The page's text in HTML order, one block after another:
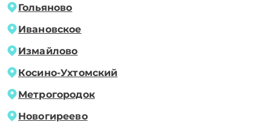
Гольяново
Ивановское
Измайлово
Косино-Ухтомский
Метрогородок
Новогиреево